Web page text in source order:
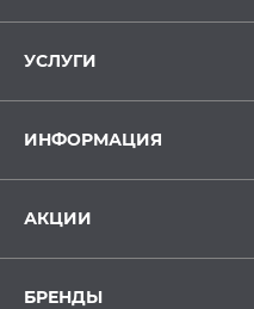
УСЛУГИ
ИНФОРМАЦИЯ
АКЦИИ
БРЕНДЫ